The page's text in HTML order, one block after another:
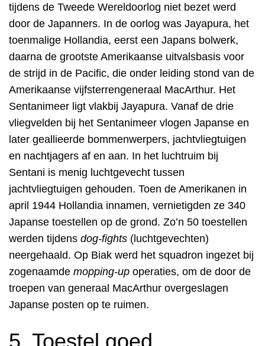
tijdens de Tweede Wereldoorlog niet bezet werd
door de Japanners. In de oorlog was Jayapura, het
toenmalige Hollandia, eerst een Japans bolwerk,
daarna de grootste Amerikaanse uitvalsbasis voor
de strijd in de Pacific, die onder leiding stond van de
Amerikaanse vijfsterrengeneraal MacArthur. Het
Sentanimeer ligt vlakbij Jayapura. Vanaf de drie
vliegvelden bij het Sentanimeer vlogen Japanse en
later geallieerde bommenwerpers, jachtvliegtuigen
en nachtjagers af en aan. In het luchtruim bij
Sentani is menig luchtgevecht tussen
jachtvliegtuigen gehouden. Toen de Amerikanen in
april 1944 Hollandia innamen, vernietigden ze 340
Japanse toestellen op de grond. Zo’n 50 toestellen
werden tijdens dog-fights (luchtgevechten)
neergehaald. Op Biak werd het squadron ingezet bij
zogenaamde mopping-up operaties, om de door de
troepen van generaal MacArthur overgeslagen
Japanse posten op te ruimen.
5. Toestel goed